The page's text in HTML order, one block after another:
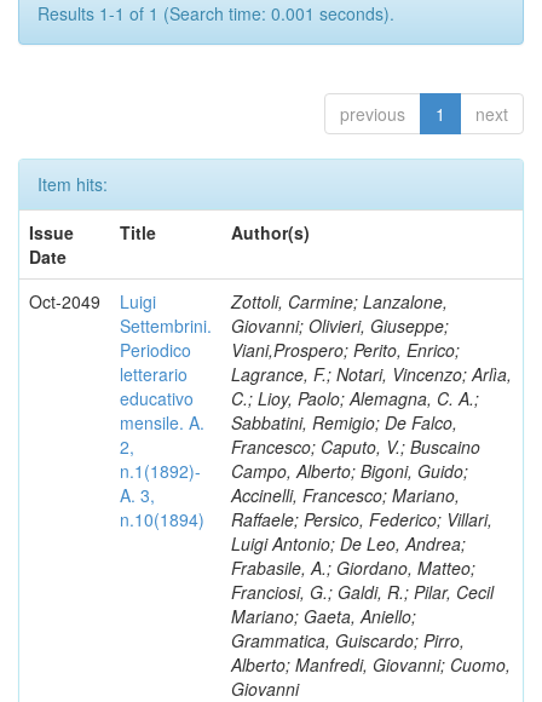
Results 1-1 of 1 (Search time: 0.001 seconds).
previous 1 next
Item hits:
Issue
Date
Title Author(s)
Oct-2049
Luigi
Settembrini.
Periodico
letterario
educativo
mensile. A.
2,
n.1(1892)-
A. 3,
n.10(1894)
Zottoli, Carmine; Lanzalone,
Giovanni; Olivieri, Giuseppe;
Viani,Prospero; Perito, Enrico;
Lagrance, F.; Notari, Vincenzo; Arlìa,
C.; Lioy, Paolo; Alemagna, C. A.;
Sabbatini, Remigio; De Falco,
Francesco; Caputo, V.; Buscaino
Campo, Alberto; Bigoni, Guido;
Accinelli, Francesco; Mariano,
Raffaele; Persico, Federico; Villari,
Luigi Antonio; De Leo, Andrea;
Frabasile, A.; Giordano, Matteo;
Franciosi, G.; Galdi, R.; Pilar, Cecil
Mariano; Gaeta, Aniello;
Grammatica, Guiscardo; Pirro,
Alberto; Manfredi, Giovanni; Cuomo,
Giovanni